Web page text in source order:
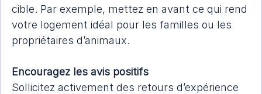
cible. Par exemple, mettez en avant ce qui rend
votre logement idéal pour les familles ou les
propriétaires d’animaux.
Encouragez les avis positifs
Sollicitez activement des retours d’expérience